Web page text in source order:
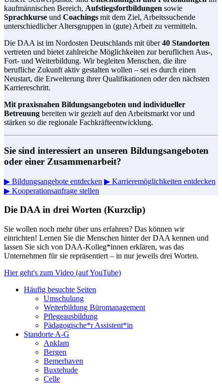
kaufmännischen Bereich, Aufstiegsfortbildungen sowie
Sprachkurse und Coachings mit dem Ziel, Arbeitssuchende
unterschiedlicher Altersgruppen in (gute) Arbeit zu vermitteln.
Die DAA ist im Nordosten Deutschlands mit über40 Standorten
vertreten und bietet zahlreiche Möglichkeiten zur beruflichen Aus-,
Fort- und Weiterbildung. Wir begleiten Menschen, die ihre
berufliche Zukunft aktiv gestalten wollen – sei es durch einen
Neustart, die Erweiterung ihrer Qualifikationen oder den nächsten
Karriereschritt.
Mit praxisnahen Bildungsangeboten und individueller
Betreuung bereiten wir gezielt auf den Arbeitsmarkt vor und
stärken so die regionale Fachkräfteentwicklung.
Sie sind interessiert an unseren Bildungsangeboten
oder einer Zusammenarbeit?
▶ Bildungsangebote entdecken ▶ Karrieremöglichkeiten entdecken
▶ Kooperationsanfrage stellen
Die DAA in drei Worten (Kurzclip)
Sie wollen noch mehr über uns erfahren? Das können wir
einrichten! Lernen Sie die Menschen hinter der DAA kennen und
lassen Sie sich von DAA-Kolleg*innen erklären, was das
Unternehmen für sie repräsentiert – in nur jeweils drei Worten.
Hier geht's zum Video (auf YouTube)
Häufig besuchte Seiten
Umschulung
Weiterbildung Büromanagement
Pflegeausbildung
Pädagogische*r Assistent*in
Standorte A-G
Anklam
Bergen
Bemerhaven
Buxtehude
Celle